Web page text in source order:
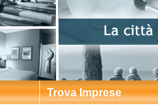
Trova Imprese